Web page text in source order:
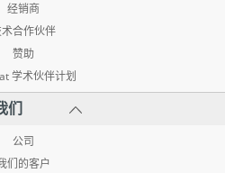
经销商
合作伙伴
赞助
学术伙伴计划
们
公司
们的客户